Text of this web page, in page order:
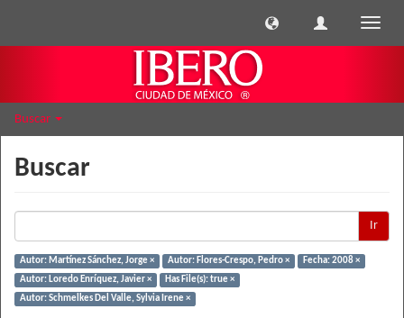
Buscar
Buscar
Ir
Autor: Martínez Sánchez, Jorge × Autor: Flores-Crespo, Pedro ×
Fecha: 2008 ×
Autor: Loredo Enríquez, Javier ×
Has File(s): true ×
Autor: Schmelkes Del Valle, Sylvia Irene ×